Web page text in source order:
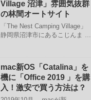
Village 沼津」雰囲気抜群
の林間オートサイト
「The Nest Camping Village」
静岡県沼津市にあるこじんま …
mac新OS「Catalina」を
機に「Office 2019 」を購
入！激安で買う方法は？